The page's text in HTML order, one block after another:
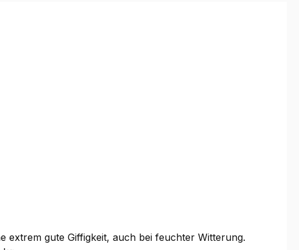
extrem gute Giffigkeit, auch bei feuchter Witterung.